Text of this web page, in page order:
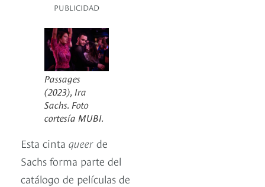
PUBLICIDAD
Passages
(2023), Ira
Sachs. Foto
cortesía MUBI.
Esta cinta queer de
Sachs forma parte del
catálogo de películas de